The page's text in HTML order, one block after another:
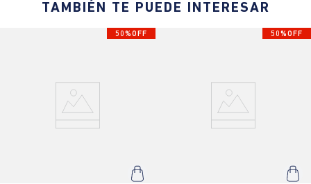
TAMBIÉN TE PUEDE INTERESAR
50%OFF 50%OFF